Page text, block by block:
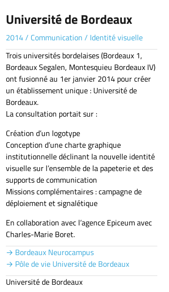
Université de Bordeaux
2014/ Communication / Identité visuelle
Trois universités bordelaises (Bordeaux 1,
Bordeaux Segalen, Montesquieu Bordeaux IV)
ont fusionné au 1er janvier 2014 pour créer
un établissement unique : Université de
Bordeaux.
La consultation portait sur :
Création d’un logotype
Conception d’une charte graphique
institutionnelle déclinant la nouvelle identité
visuelle sur l’ensemble de la papeterie et des
supports de communication
Missions complémentaires : campagne de
déploiement et signalétique
En collaboration avec l’agence Epiceum avec
Charles-Marie Boret.
→ Bordeaux Neurocampus
→ Pôle de vie Université de Bordeaux
Université de Bordeaux